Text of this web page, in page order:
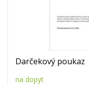
Darčekový poukaz
na dopyt